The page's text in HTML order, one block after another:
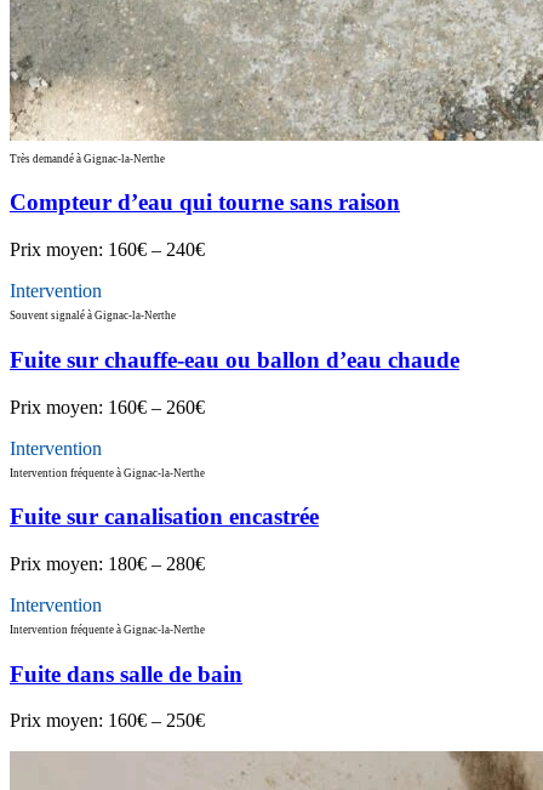
Très demandé à Gignac-la-Nerthe
Compteur d’eau qui tourne sans raison
Prix moyen: 160€ – 240€
Intervention
Souvent signalé à Gignac-la-Nerthe
Fuite sur chauffe-eau ou ballon d’eau chaude
Prix moyen: 160€ – 260€
Intervention
Intervention fréquente à Gignac-la-Nerthe
Fuite sur canalisation encastrée
Prix moyen: 180€ – 280€
Intervention
Intervention fréquente à Gignac-la-Nerthe
Fuite dans salle de bain
Prix moyen: 160€ – 250€